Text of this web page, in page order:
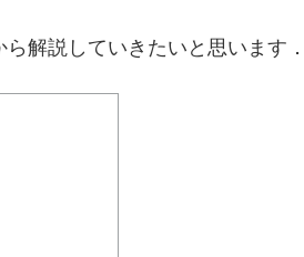
解説していきたいと思います．